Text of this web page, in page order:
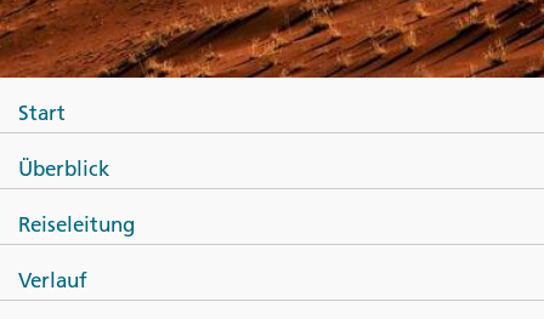
Start
Überblick
Reiseleitung
Verlauf